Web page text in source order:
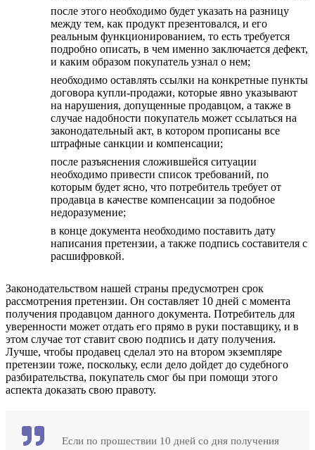
после этого необходимо будет указать на разницу
между тем, как продукт презентовался, и его
реальным функционированием, то есть требуется
подробно описать, в чем именно заключается дефект,
и каким образом покупатель узнал о нем;
необходимо оставлять ссылки на конкретные пункты
договора купли-продажи, которые явно указывают
на нарушения, допущенные продавцом, а также в
случае надобности покупатель может ссылаться на
законодательный акт, в котором прописаны все
штрафные санкции и компенсации;
после разъяснения сложившейся ситуации
необходимо привести список требований, по
которым будет ясно, что потребитель требует от
продавца в качестве компенсации за подобное
недоразумение;
в конце документа необходимо поставить дату
написания претензии, а также подпись составителя с
расшифровкой.
Законодательством нашей страны предусмотрен срок
рассмотрения претензии. Он составляет 10 дней с момента
получения продавцом данного документа. Потребитель для
уверенности может отдать его прямо в руки поставщику, и в
этом случае тот ставит свою подпись и дату получения.
Лучше, чтобы продавец сделал это на втором экземпляре
претензии тоже, поскольку, если дело дойдет до судебного
разбирательства, покупатель смог бы при помощи этого
аспекта доказать свою правоту.
Если по прошествии 10 дней со дня получения